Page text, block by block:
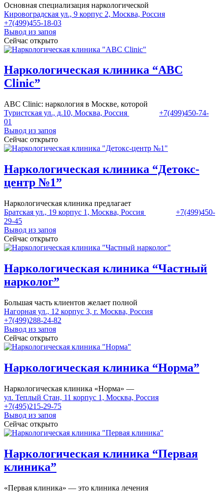
Основная специализация наркологической
Кировоградская ул., 9 корпус 2, Москва, Россия
+7(499)455-18-03
Вывод из запоя
Сейчас открыто
Наркологическая клиника “ABC
Clinic”
ABC Clinic: наркология в Москве, которой
Туристская ул., д.10, Москва, Россия
+7(499)450-74-
01
Вывод из запоя
Сейчас открыто
Наркологическая клиника “Детокс-
центр №1”
Наркологическая клиника предлагает
Братская ул., 19 корпус 1, Москва, Россия
+7(499)450-
29-45
Вывод из запоя
Сейчас открыто
Наркологическая клиника “Частный
нарколог”
Большая часть клиентов желает полной
Нагорная ул., 12 корпус 3, г. Москва, Россия
+7(499)288-24-82
Вывод из запоя
Сейчас открыто
Наркологическая клиника “Норма”
Наркологическая клиника «Норма» —
ул. Теплый Стан, 11 корпус 1, Москва, Россия
+7(495)215-29-75
Вывод из запоя
Сейчас открыто
Наркологическая клиника “Первая
клиника”
«Первая клиника» — это клиника лечения